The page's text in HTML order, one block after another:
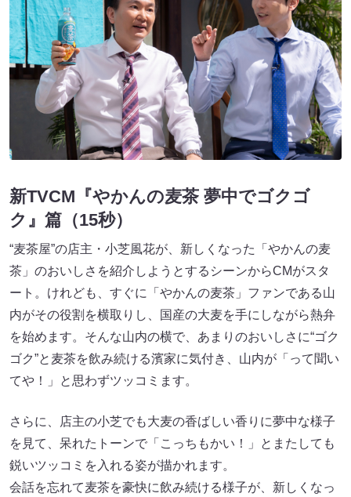
新TVCM『やかんの麦茶 夢中でゴクゴ
ク』篇（15秒）
“麦茶屋”の店主・小芝風花が、新しくなった「やかんの麦
茶」のおいしさを紹介しようとするシーンからCMがスタ
ート。けれども、すぐに「やかんの麦茶」ファンである山
内がその役割を横取りし、国産の大麦を手にしながら熱弁
を始めます。そんな山内の横で、あまりのおいしさに“ゴク
ゴク”と麦茶を飲み続ける濱家に気付き、山内が「って聞い
てや！」と思わずツッコミます。
さらに、店主の小芝でも大麦の香ばしい香りに夢中な様子
を見て、呆れたトーンで「こっちもかい！」とまたしても
鋭いツッコミを入れる姿が描かれます。
会話を忘れて麦茶を豪快に飲み続ける様子が、新しくなっ